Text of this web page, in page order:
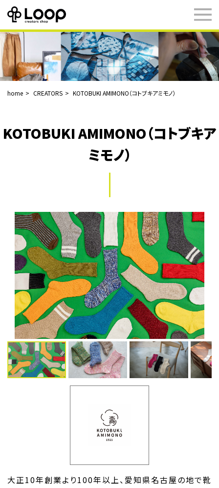
home CREATORS KOTOBUKI AMIMONO（コトブキアミモノ）
KOTOBUKI AMIMONO（コトブキア
ミモノ）
大正10年創業より100年以上、愛知県名古屋の地で靴